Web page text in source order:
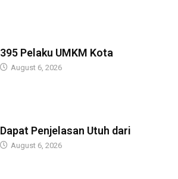
395 Pelaku UMKM Kota
August 6, 2026
Dapat Penjelasan Utuh dari
August 6, 2026